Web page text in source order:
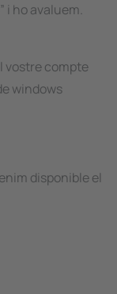
” i ho avaluem.
vostre compte
windows
disponible el